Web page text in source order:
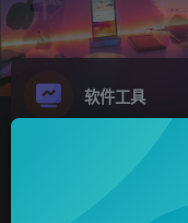
软件工具
精品源码